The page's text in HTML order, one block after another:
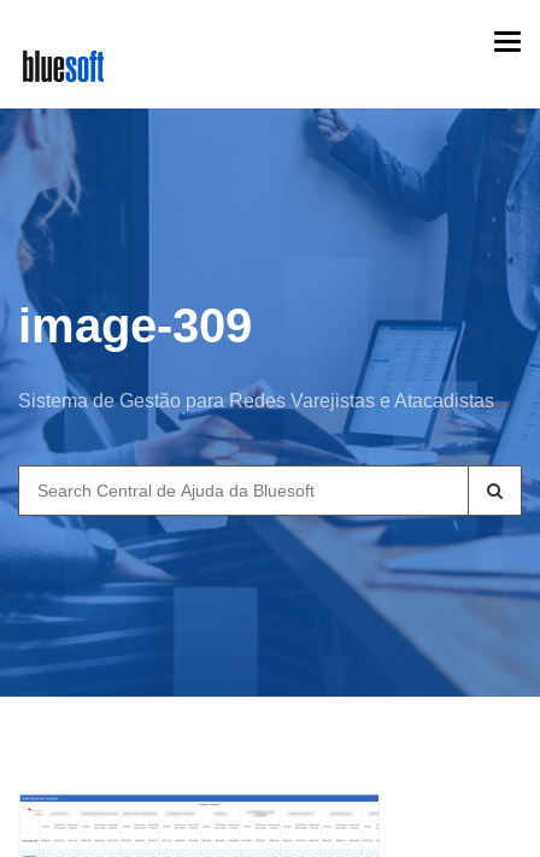
main
content
image-309
Sistema de Gestão para Redes Varejistas e Atacadistas
Search
for: